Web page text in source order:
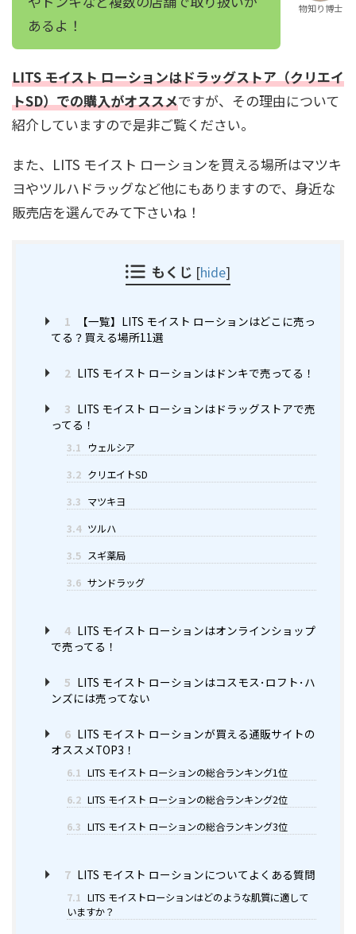
あるよ！
物知り博士
LITS モイスト ローションはドラッグストア（クリエイ
トSD）での購入がオススメですが、その理由について
紹介していますので是非ご覧ください。
また、LITS モイスト ローションを買える場所はマツキ
ヨやツルハドラッグなど他にもありますので、身近な
販売店を選んでみて下さいね！
もくじ [hide]
1
【一覧】LITS モイスト ローションはどこに売っ
てる？買える場所11選
2 LITS モイスト ローションはドンキで売ってる！
3 LITS モイスト ローションはドラッグストアで売
ってる！
3.1
ウェルシア
3.2 クリエイトSD
3.3 マツキヨ
3.4 ツルハ
3.5 スギ薬局
3.6 サンドラッグ
4 LITS モイスト ローションはオンラインショップ
で売ってる！
5 LITS モイスト ローションはコスモス･ロフト･ハ
ンズには売ってない
6 LITS モイスト ローションが買える通販サイトの
オススメTOP3！
6.1 LITS モイスト ローションの総合ランキング1位
6.2 LITS モイスト ローションの総合ランキング2位
6.3 LITS モイスト ローションの総合ランキング3位
7 LITS モイスト ローションについてよくある質問
7.1 LITS モイストローションはどのような肌質に適して
いますか？